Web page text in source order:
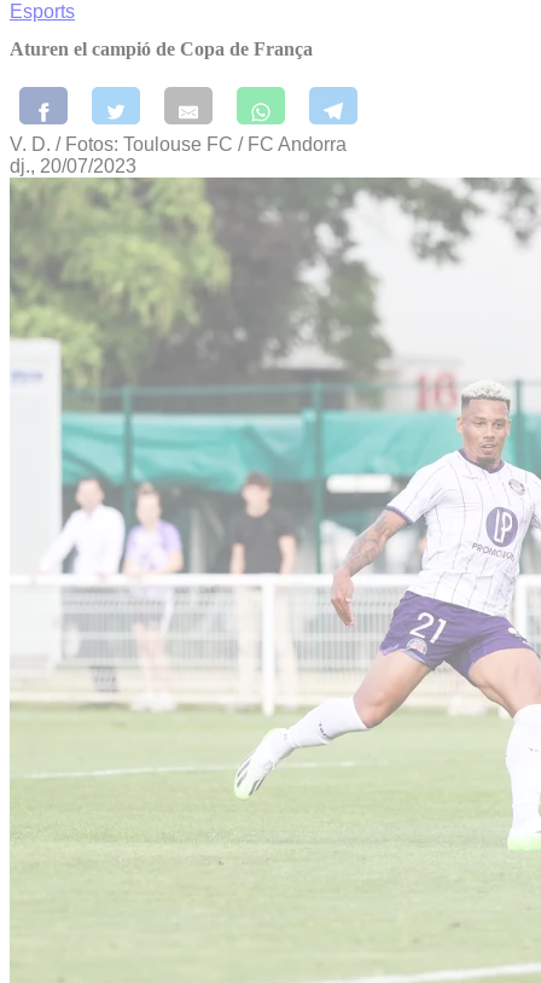
Esports
Aturen el campió de Copa de França
V. D. / Fotos: Toulouse FC / FC Andorra
dj., 20/07/2023